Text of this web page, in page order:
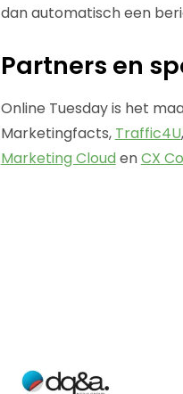
dan automatisch een
Partners en
Online Tuesday is het
Marketingfacts, Traffic4U,
Marketing Cloud enCX